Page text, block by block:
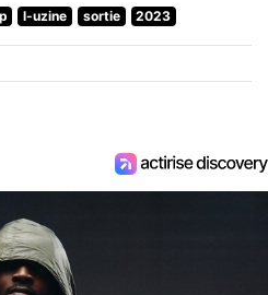
l-uzine sortie 2023